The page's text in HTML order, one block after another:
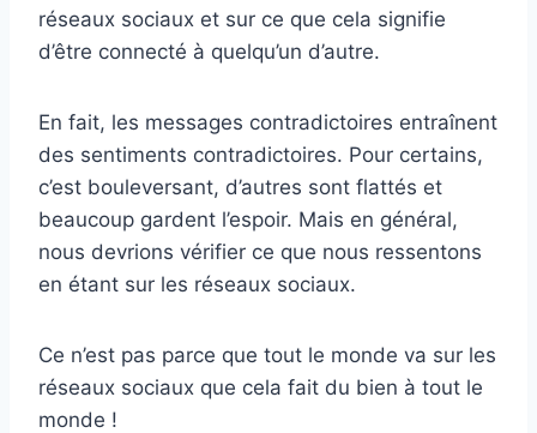
réseaux sociaux et sur ce que cela signifie
d’être connecté à quelqu’un d’autre.
En fait, les messages contradictoires entraînent
des sentiments contradictoires. Pour certains,
c’est bouleversant, d’autres sont flattés et
beaucoup gardent l’espoir. Mais en général,
nous devrions vérifier ce que nous ressentons
en étant sur les réseaux sociaux.
Ce n’est pas parce que tout le monde va sur les
réseaux sociaux que cela fait du bien à tout le
monde !